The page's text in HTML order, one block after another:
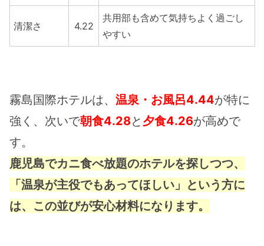
清潔さ 4.22
共用部も含めて気持ちよく過ごし
やすい
霧島国際ホテルは、 温泉・お風呂4.44が特に
強く、次いで朝食4.28と 夕食4.26が高めで
す。
鹿児島でカニ食べ放題のホテルを探しつつ、
「温泉が主役でもあってほしい」という方に
は、この並びが安心材料になります。